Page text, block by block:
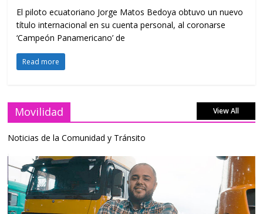
El piloto ecuatoriano Jorge Matos Bedoya obtuvo un nuevo
título internacional en su cuenta personal, al coronarse
‘Campeón Panamericano’ de
Read more
Movilidad View All
Noticias de la Comunidad y Tránsito